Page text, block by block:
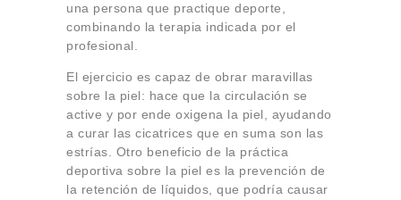
una persona que practique deporte,
combinando la terapia indicada por el
profesional.
El ejercicio es capaz de obrar maravillas
sobre la piel: hace que la circulación se
active y por ende oxigena la piel, ayudando
a curar las cicatrices que en suma son las
estrías. Otro beneficio de la práctica
deportiva sobre la piel es la prevención de
la retención de líquidos, que podría causar